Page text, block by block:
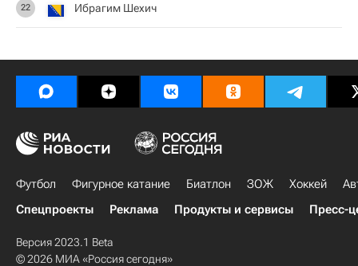
22 Ибрагим Шехич
Футбол Фигурное катание Биатлон ЗОЖ Хоккей
Спецпроекты
Реклама Продукты и сервисы Пресс-
Версия 2023.1 Beta
© 2026 МИА «Россия сегодня»